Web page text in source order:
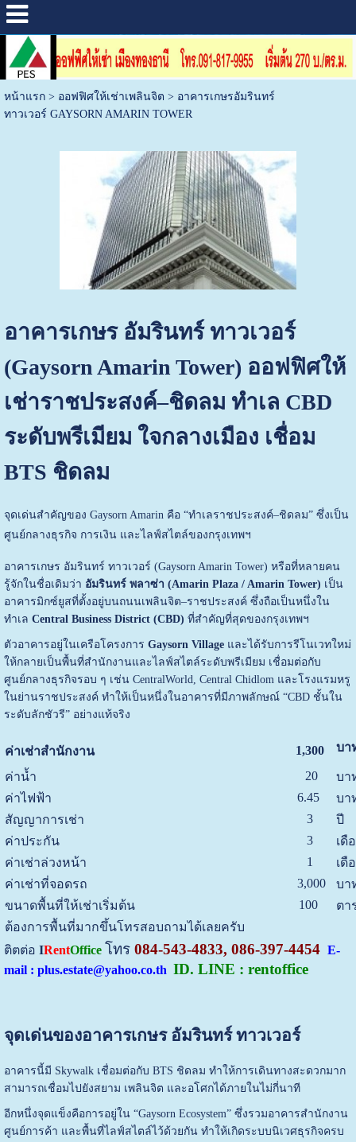
หน้าแรก> ออฟฟิศให้เช่าเพลินจิต > อาคารเกษรอัมรินทร์
ทาวเวอร์ GAYSORN AMARIN TOWER
อาคารเกษร อัมรินทร์ ทาวเวอร์
(Gaysorn Amarin Tower) ออฟฟิศให้
เช่าราชประสงค์–ชิดลม ทำเล CBD
ระดับพรีเมียม ใจกลางเมือง เชื่อม
BTS ชิดลม
จุดเด่นสำคัญของ Gaysorn Amarin คือ “ทำเลราชประสงค์–ชิดลม” ซึ่งเป็น
ศูนย์กลางธุรกิจ การเงิน และไลฟ์สไตล์ของกรุงเทพฯ
อาคารเกษร อัมรินทร์ ทาวเวอร์ (Gaysorn Amarin Tower) หรือที่หลายคน
รู้จักในชื่อเดิมว่า อัมรินทร์ พลาซ่า (Amarin Plaza / Amarin Tower) เป็น
อาคารมิกซ์ยูสที่ตั้งอยู่บนถนนเพลินจิต–ราชประสงค์ ซึ่งถือเป็นหนึ่งใน
ทำเล Central Business District (CBD) ที่สำคัญที่สุดของกรุงเทพฯ
ตัวอาคารอยู่ในเครือโครงการ Gaysorn Villageและได้รับการรีโนเวทใหม่
ให้กลายเป็นพื้นที่สำนักงานและไลฟ์สไตล์ระดับพรีเมียม เชื่อมต่อกับ
ศูนย์กลางธุรกิจรอบ ๆ เช่น CentralWorld, Central Chidlom และโรงแรมหรู
ในย่านราชประสงค์ ทำให้เป็นหนึ่งในอาคารที่มีภาพลักษณ์ “CBD ชั้นใน
ระดับลักชัวรี” อย่างแท้จริง
ค่าเช่าสำนักงาน 1,300 บา
ค่าน้ำ 20
บา
ค่าไฟฟ้า
6.45
บา
สัญญาการเช่า
3
ปี
ค่าประกัน
3
เดื
ค่าเช่าล่วงหน้า
1
เดื
ค่าเช่าที่จอดรถ
3,000
บา
ขนาดพื้นที่ให้เช่าเริ่มต้น
100
ตา
ต้องการพื้นที่มากขึ้นโทรสอบถามได้เลยครับ
ติตต่อ IRentOffice โทร084-543-4833, 086-397-4454 E-
mail : plus.estate@yahoo.co.th ID. LINE : rentoffice
จุดเด่นของอาคารเกษร อัมรินทร์ ทาวเวอร์
อาคารนี้มี Skywalk เชื่อมต่อกับ BTS ชิดลม ทำให้การเดินทางสะดวกมาก
สามารถเชื่อมไปยังสยาม เพลินจิต และอโศกได้ภายในไม่กี่นาที
อีกหนึ่งจุดแข็งคือการอยู่ใน “Gaysorn Ecosystem” ซึ่งรวมอาคารสำนักงาน
ศูนย์การค้า และพื้นที่ไลฟ์สไตล์ไว้ด้วยกัน ทำให้เกิดระบบนิเวศธุรกิจครบ